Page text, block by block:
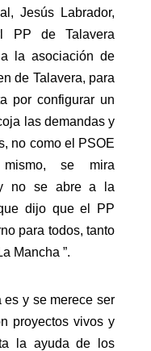
Jesús Labrador,
PP de Talavera
la asociación de
de Talavera, para
por configurar un
las demandas y
no como el PSOE
se mira
y no se abre a la
dijo que el PP
para todos, tanto
Mancha ”.
es y se merece ser
proyectos vivos y
la ayuda de los